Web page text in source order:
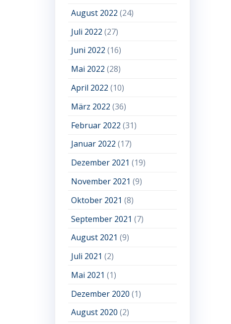
August 2022 (24)
Juli 2022 (27)
Juni 2022 (16)
Mai 2022 (28)
April 2022 (10)
März 2022 (36)
Februar 2022 (31)
Januar 2022 (17)
Dezember 2021 (19)
November 2021 (9)
Oktober 2021 (8)
September 2021 (7)
August 2021 (9)
Juli 2021 (2)
Mai 2021 (1)
Dezember 2020 (1)
August 2020 (2)